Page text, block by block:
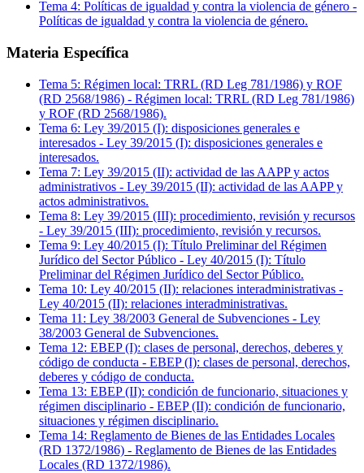
Tema 4: Políticas de igualdad y contra la violencia de género -
Políticas de igualdad y contra la violencia de género.
Materia Específica
Tema 5: Régimen local: TRRL (RD Leg 781/1986) y ROF
(RD 2568/1986) - Régimen local: TRRL (RD Leg 781/1986)
y ROF (RD 2568/1986).
Tema 6: Ley 39/2015 (I): disposiciones generales e
interesados - Ley 39/2015 (I): disposiciones generales e
interesados.
Tema 7: Ley 39/2015 (II): actividad de las AAPP y actos
administrativos - Ley 39/2015 (II): actividad de las AAPP y
actos administrativos.
Tema 8: Ley 39/2015 (III): procedimiento, revisión y recursos
- Ley 39/2015 (III): procedimiento, revisión y recursos.
Tema 9: Ley 40/2015 (I): Título Preliminar del Régimen
Jurídico del Sector Público - Ley 40/2015 (I): Título
Preliminar del Régimen Jurídico del Sector Público.
Tema 10: Ley 40/2015 (II): relaciones interadministrativas -
Ley 40/2015 (II): relaciones interadministrativas.
Tema 11 : Ley 38/2003 General de Subvenciones - Ley
38/2003 General de Subvenciones.
Tema 12: EBEP (I): clases de personal, derechos, deberes y
código de conducta - EBEP (I): clases de personal, derechos,
deberes y código de conducta.
Tema 13: EBEP (II): condición de funcionario, situaciones y
régimen disciplinario - EBEP (II): condición de funcionario,
situaciones y régimen disciplinario.
Tema 14: Reglamento de Bienes de las Entidades Locales
(RD 1372/1986) - Reglamento de Bienes de las Entidades
Locales (RD 1372/1986).